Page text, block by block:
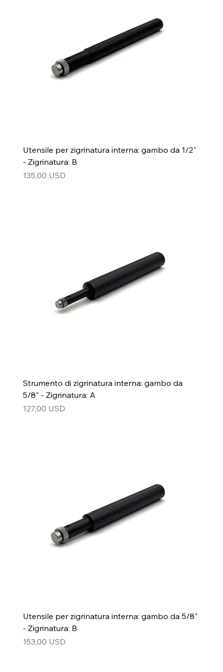
Utensile per zigrinatura interna: gambo da 1/2"
- Zigrinatura: B
Prezzo
135,00 USD
Strumento di zigrinatura interna: gambo da
5/8" - Zigrinatura: A
Prezzo
127,00 USD
Utensile per zigrinatura interna: gambo da 5/8"
- Zigrinatura: B
Prezzo
153,00 USD